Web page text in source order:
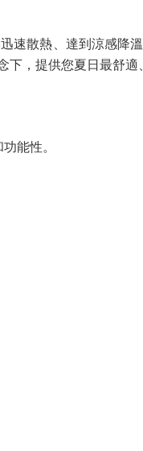
速散熱、達到涼感降
，提供您夏日最舒適
能性。